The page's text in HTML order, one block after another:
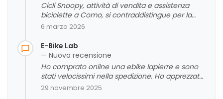
Cicli Snoopy, attività di vendita e assistenza
biciclette a Como, si contraddistingue per la
competenza, professionalità e passione del
offrire consigli accurati, un servizio di riparazione
rapido ed efficiente e un'attenzione particolare
alle esigenze individuali. La cortesia e la
disponibilità dello staff contribuiscono a creare
un rapporto di fiducia e soddisfazione, rendendo
il negozio una scelta affidabile per gli
6 marzo 2026
E-Bike Lab
— Nuova recensione
Ho comprato online una ebike lapierre e sono
stati velocissimi nella spedizione. Ho apprezzato
molto anche la professionalità nel assistermi
29 novembre 2025